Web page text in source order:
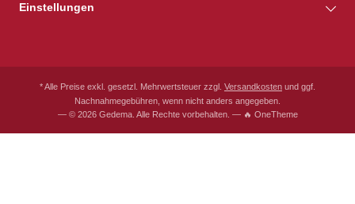
Einstellungen
* Alle Preise exkl. gesetzl. Mehrwertsteuer zzgl. Versandkosten und ggf.
Nachnahmegebühren, wenn nicht anders angegeben.
— © 2026 Gedema. Alle Rechte vorbehalten. — 🔥 OneTheme